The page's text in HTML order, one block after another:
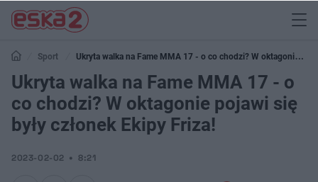
Sport
Ukryta walka na Fame MMA 17 - o co chodzi? W oktagonie
pojawi się były członek Ekipy Friza!
Ukryta walka na Fame MMA 17 - o
co chodzi? W oktagonie pojawi się
były członek Ekipy Friza!
2023-02-02 8:21